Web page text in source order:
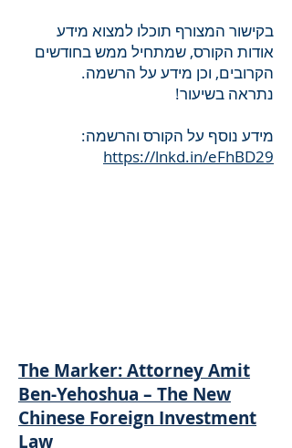
בקישור המצורף תוכלו למצוא מידע
אודות הקורס, שמתחיל ממש בחודשים
הקרובים, וכן מידע על הרשמה.
נתראה בשיעור!
מידע נוסף על הקורס והרשמה:
https://lnkd.in/eFhBD29
The Marker: Attorney Amit
Ben-Yehoshua – The New
Chinese Foreign Investment
Law